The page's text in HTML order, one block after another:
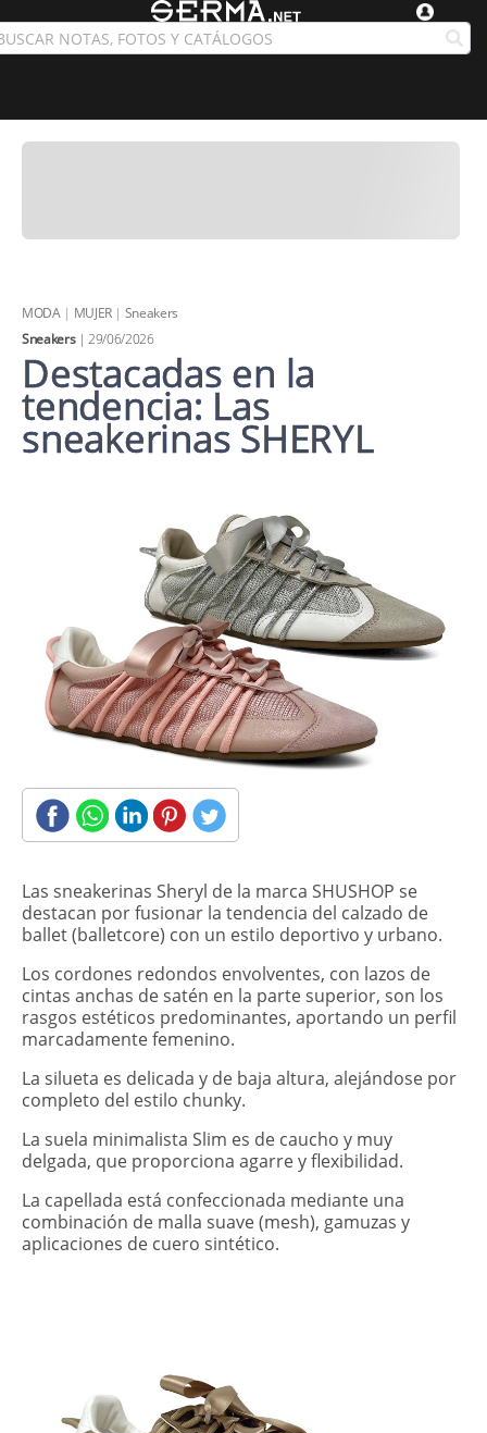
MODA| MUJER| Sneakers
Sneakers| 29/06/2026
Destacadas en la
tendencia: Las
sneakerinas SHERYL
​Las sneakerinas Sheryl de la marca SHUSHOP se
destacan por fusionar la tendencia del calzado de
ballet (balletcore) con un estilo deportivo y urbano.
Los cordones redondos envolventes, con lazos de
cintas anchas de satén en la parte superior, son los
rasgos estéticos predominantes, aportando un perfil
marcadamente femenino.
La silueta es delicada y de baja altura, alejándose por
completo del estilo chunky.
La suela minimalista Slim es de caucho y muy
delgada, que proporciona agarre y flexibilidad.
La capellada está confeccionada mediante una
combinación de malla suave (mesh), gamuzas y
aplicaciones de cuero sintético.